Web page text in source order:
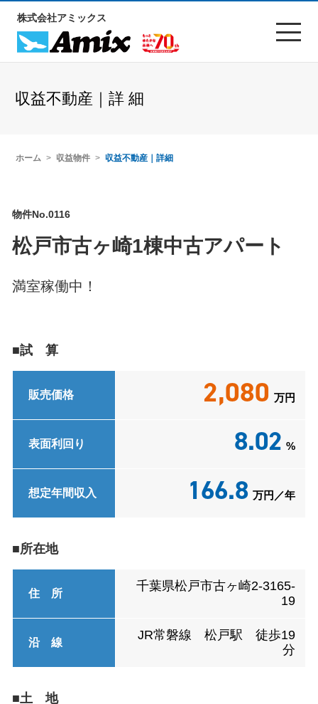
株式会社アミックス
収益不動産｜詳 細
ホーム 収益物件 収益不動産｜詳細
物件No.0116
松戸市古ヶ崎1棟中古アパート
満室稼働中！
■試 算
販売価格 2,080 万円
表面利回り 8.02 %
想定年間収入 166.8 万円／年
■所在地
住 所
千葉県松戸市古ヶ崎2-3165-
19
沿 線
JR常磐線 松戸駅 徒歩19
分
■土 地